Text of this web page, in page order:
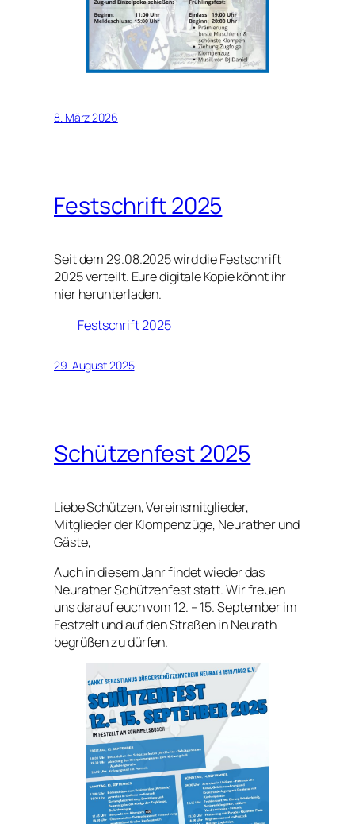
8. März 2026
Festschrift 2025
Seit dem 29.08.2025 wird die Festschrift
2025 verteilt. Eure digitale Kopie könnt ihr
hier herunterladen.
Festschrift 2025
29. August 2025
Schützenfest 2025
Liebe Schützen, Vereinsmitglieder,
Mitglieder der Klompenzüge, Neurather und
Gäste,
Auch in diesem Jahr findet wieder das
Neurather Schützenfest statt. Wir freuen
uns darauf euch vom 12. – 15. September im
Festzelt und auf den Straßen in Neurath
begrüßen zu dürfen.